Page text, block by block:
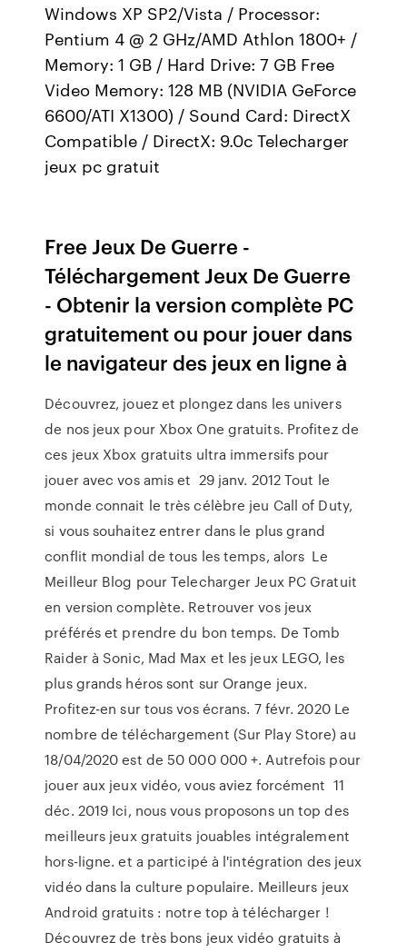
Windows XP SP2/Vista / Processor:
Pentium 4 @ 2 GHz/AMD Athlon 1800+ /
Memory: 1 GB / Hard Drive: 7 GB Free
Video Memory: 128 MB (NVIDIA GeForce
6600/ATI X1300) / Sound Card: DirectX
Compatible / DirectX: 9.0c Telecharger
jeux pc gratuit
Free Jeux De Guerre -
Téléchargement Jeux De Guerre
- Obtenir la version complète PC
gratuitement ou pour jouer dans
le navigateur des jeux en ligne à
Découvrez, jouez et plongez dans les univers
de nos jeux pour Xbox One gratuits. Profitez de
ces jeux Xbox gratuits ultra immersifs pour
jouer avec vos amis et 29 janv. 2012 Tout le
monde connait le très célèbre jeu Call of Duty,
si vous souhaitez entrer dans le plus grand
conflit mondial de tous les temps, alors Le
Meilleur Blog pour Telecharger Jeux PC Gratuit
en version complète. Retrouver vos jeux
préférés et prendre du bon temps. De Tomb
Raider à Sonic, Mad Max et les jeux LEGO, les
plus grands héros sont sur Orange jeux.
Profitez-en sur tous vos écrans. 7 févr. 2020 Le
nombre de téléchargement (Sur Play Store) au
18/04/2020 est de 50 000 000 +. Autrefois pour
jouer aux jeux vidéo, vous aviez forcément 11
déc. 2019 Ici, nous vous proposons un top des
meilleurs jeux gratuits jouables intégralement
hors-ligne. et a participé à l'intégration des jeux
vidéo dans la culture populaire. Meilleurs jeux
Android gratuits : notre top à télécharger !
Découvrez de très bons jeux vidéo gratuits à